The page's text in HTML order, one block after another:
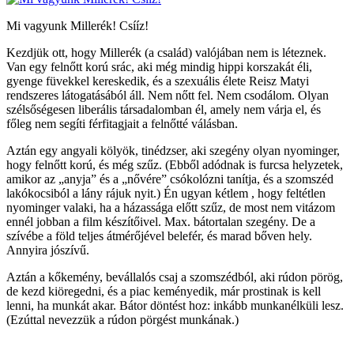
Mi vagyunk Millerék! Csííz!
Kezdjük ott, hogy Millerék (a család) valójában nem is léteznek.
Van egy felnőtt korú srác, aki még mindig hippi korszakát éli,
gyenge füvekkel kereskedik, és a szexuális élete Reisz Matyi
rendszeres látogatásából áll. Nem nőtt fel. Nem csodálom. Olyan
szélsőségesen liberális társadalomban él, amely nem várja el, és
főleg nem segíti férfitagjait a felnőtté válásban.
Aztán egy angyali kölyök, tinédzser, aki szegény olyan nyominger,
hogy felnőtt korú, és még szűz. (Ebből adódnak is furcsa helyzetek,
amikor az „anyja” és a „nővére” csókolózni tanítja, és a szomszéd
lakókocsiból a lány rájuk nyit.) Én ugyan kétlem , hogy feltétlen
nyominger valaki, ha a házassága előtt szűz, de most nem vitázom
ennél jobban a film készítőivel. Max. bátortalan szegény. De a
szívébe a föld teljes átmérőjével belefér, és marad bőven hely.
Annyira jószívű.
Aztán a kőkemény, bevállalós csaj a szomszédból, aki rúdon pörög,
de kezd kiöregedni, és a piac keményedik, már prostinak is kell
lenni, ha munkát akar. Bátor döntést hoz: inkább munkanélküli lesz.
(Ezúttal nevezzük a rúdon pörgést munkának.)